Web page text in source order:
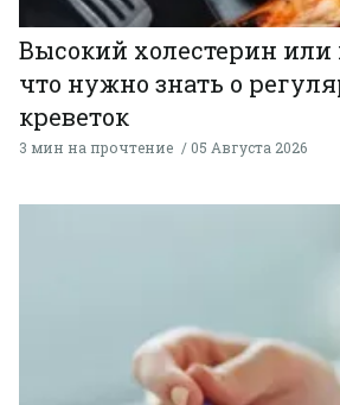
Высокий холестерин или
что нужно знать о
креветок
3 мин на прочтение 05 Августа 2026